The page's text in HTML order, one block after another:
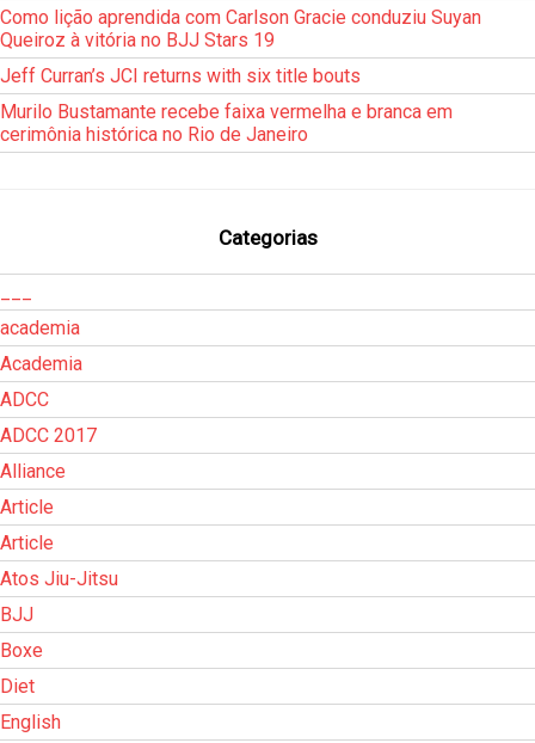
Como lição aprendida com Carlson Gracie conduziu Suyan
Queiroz à vitória no BJJ Stars 19
Jeff Curran’s JCI returns with six title bouts
Murilo Bustamante recebe faixa vermelha e branca em
cerimônia histórica no Rio de Janeiro
Categorias
academia
Academia
ADCC
ADCC 2017
Alliance
Article
Article
Atos Jiu-Jitsu
BJJ
Boxe
Diet
English